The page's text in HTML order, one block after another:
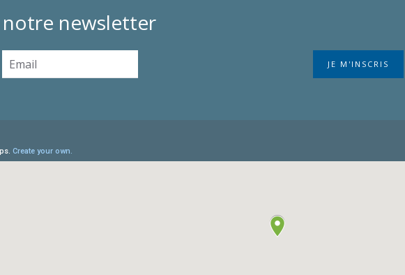
newsletter